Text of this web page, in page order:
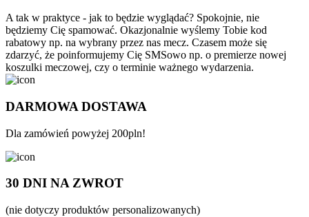
A tak w praktyce - jak to będzie wyglądać? Spokojnie, nie
będziemy Cię spamować. Okazjonalnie wyślemy Tobie kod
rabatowy np. na wybrany przez nas mecz. Czasem może się
zdarzyć, że poinformujemy Cię SMSowo np. o premierze nowej
koszulki meczowej, czy o terminie ważnego wydarzenia.
DARMOWA DOSTAWA
Dla zamówień powyżej 200pln!
30 DNI NA ZWROT
(nie dotyczy produktów personalizowanych)